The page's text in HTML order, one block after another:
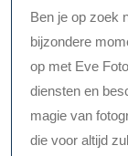
Ben je op zoek
bijzondere
op met Eve
diensten en
magie van
die voor altijd